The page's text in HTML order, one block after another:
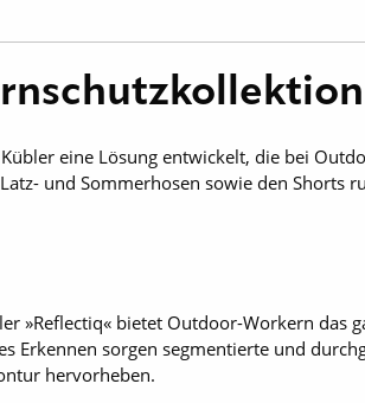
eine Lösung entwickelt, die bei
und Sommerhosen sowie den Shorts
»Reflectiq« bietet Outdoor-Workern das
Erkennen sorgen segmentierte und
hervorheben.